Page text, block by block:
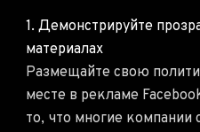
1. Демонстрируйте
материалах
Размещайте свою
месте в рекламе
то, что многие компании